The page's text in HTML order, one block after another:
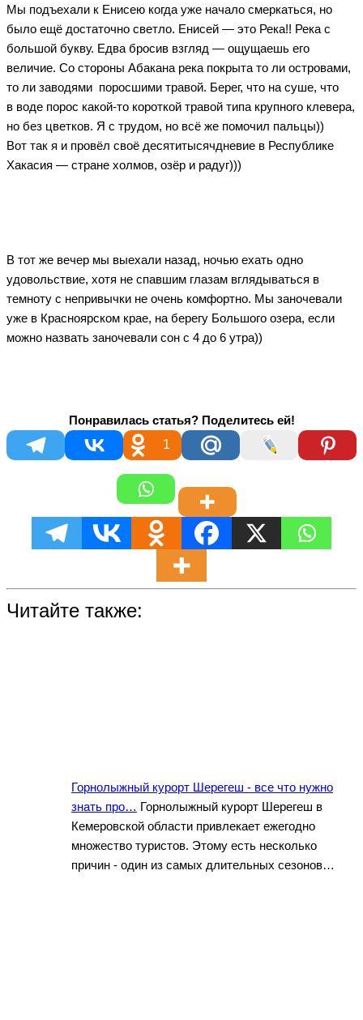
Мы подъехали к Енисею когда уже начало смеркаться, но
было ещё достаточно светло. Енисей — это Река!! Река с
большой букву. Едва бросив взгляд — ощущаешь его
величие. Со стороны Абакана река покрыта то ли островами,
то ли заводями поросшими травой. Берег, что на суше, что
в воде порос какой-то короткой травой типа крупного клевера,
но без цветков. Я с трудом, но всё же помочил пальцы))
Вот так я и провёл своё десятитысячдневие в Республике
Хакасия — стране холмов, озёр и радуг)))
В тот же вечер мы выехали назад, ночью ехать одно
удовольствие, хотя не спавшим глазам вглядываться в
темноту с непривычки не очень комфортно. Мы заночевали
уже в Красноярском крае, на берегу Большого озера, если
можно назвать заночевали сон с 4 до 6 утра))
Понравилась статья? Поделитесь ей!
1
Читайте также:
Горнолыжный курорт Шерегеш - все что нужно
знать про… Горнолыжный курорт Шерегеш в
Кемеровской области привлекает ежегодно
множество туристов. Этому есть несколько
причин - один из самых длительных сезонов…